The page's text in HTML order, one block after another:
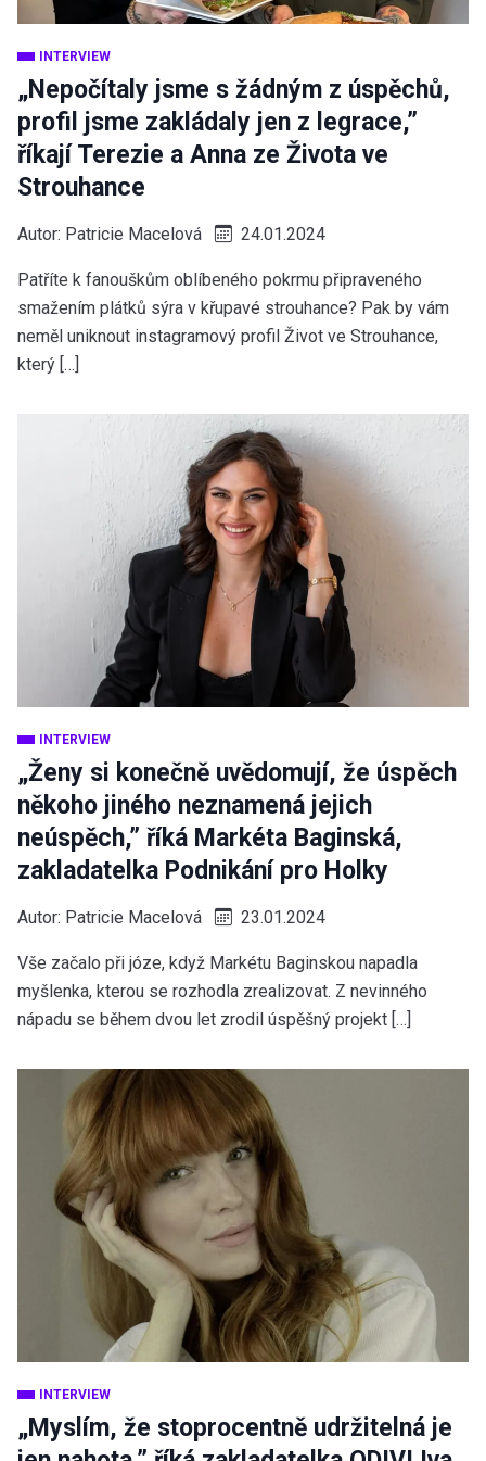
INTERVIEW
„Nepočítaly jsme s žádným z úspěchů,
profil jsme zakládaly jen z legrace,”
říkají Terezie a Anna ze Života ve
Strouhance
Autor: Patricie Macelová 24.01.2024
Patříte k fanouškům oblíbeného pokrmu připraveného
smažením plátků sýra v křupavé strouhance? Pak by vám
neměl uniknout instagramový profil Život ve Strouhance,
který […]
INTERVIEW
„Ženy si konečně uvědomují, že úspěch
někoho jiného neznamená jejich
neúspěch,” říká Markéta Baginská,
zakladatelka Podnikání pro Holky
Autor: Patricie Macelová 23.01.2024
Vše začalo při józe, když Markétu Baginskou napadla
myšlenka, kterou se rozhodla zrealizovat. Z nevinného
nápadu se během dvou let zrodil úspěšný projekt […]
INTERVIEW
„Myslím, že stoprocentně udržitelná je